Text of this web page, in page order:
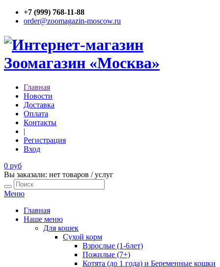
+7 (999) 768-11-88
order@zoomagazin-moscow.ru
Главная
Новости
Доставка
Оплата
Контакты
|
Регистрация
Вход
0 руб
Вы заказали: нет товаров / услуг
Меню
Главная
Наше меню
Для кошек
Сухой корм
Взрослые (1-6лет)
Пожилые (7+)
Котята (до 1 года) и Беременные кошки